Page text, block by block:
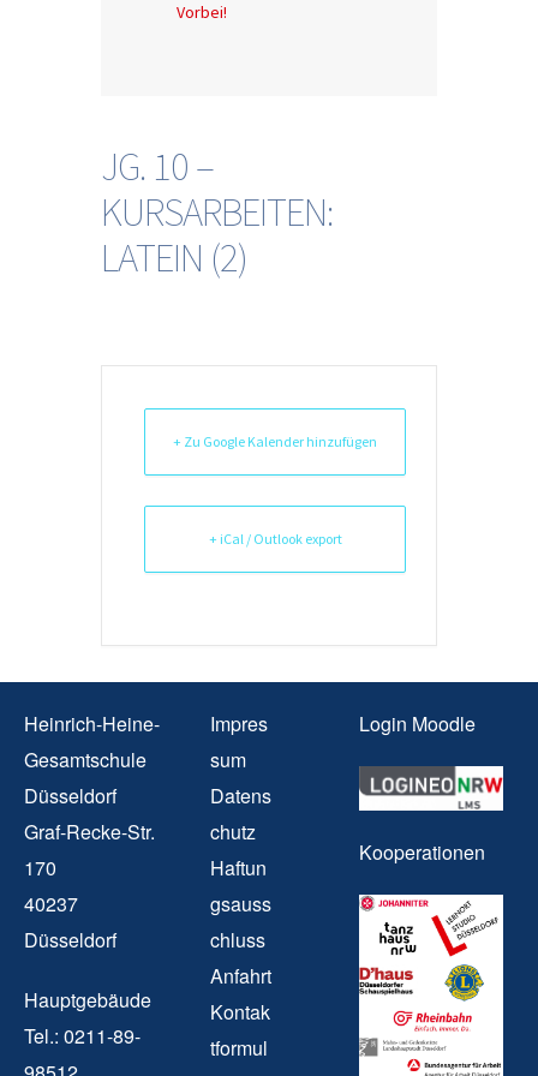
Vorbei!
JG. 10 –
KURSARBEITEN:
LATEIN (2)
+ Zu Google Kalender hinzufügen
+ iCal / Outlook export
Heinrich-Heine-
Gesamtschule
Düsseldorf
Graf-Recke-Str.
170
40237
Düsseldorf
Hauptgebäude
Tel.: 0211-89-
Impres
sum
Datens
chutz
Haftun
gsauss
chluss
Anfahrt
Kontak
tformul
Login Moodle
Kooperationen